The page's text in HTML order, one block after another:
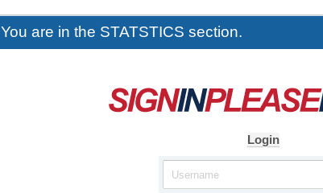
You are in the STATSTICS section.
Login